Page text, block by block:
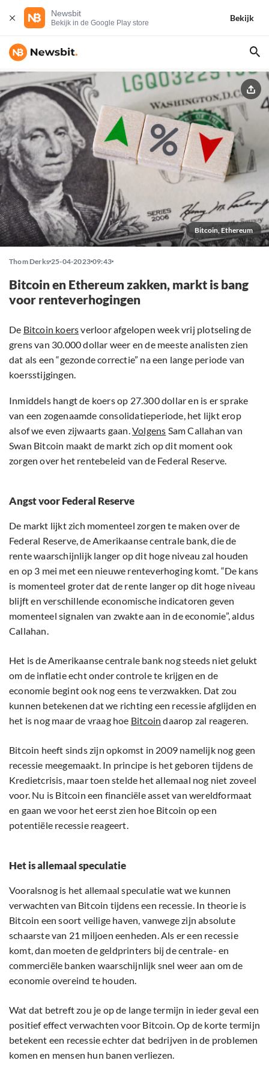
Newsbit
Bekijk in de Google Play store
Bekijk
Bitcoin, Ethereum
Thom Derks 25-04-2023 09:43
Bitcoin en Ethereum zakken, markt is bang
voor renteverhogingen
De Bitcoin koersverloor afgelopen week vrij plotseling de
grens van 30.000 dollar weer en de meeste analisten zien
dat als een “gezonde correctie” na een lange periode van
koersstijgingen.
Inmiddels hangt de koers op 27.300 dollar en is er sprake
van een zogenaamde consolidatieperiode, het lijkt erop
alsof we even zijwaarts gaan.Volgens Sam Callahan van
Swan Bitcoin maakt de markt zich op dit moment ook
zorgen over het rentebeleid van de Federal Reserve.
Angst voor Federal Reserve
De markt lijkt zich momenteel zorgen te maken over de
Federal Reserve, de Amerikaanse centrale bank, die de
rente waarschijnlijk langer op dit hoge niveau zal houden
en op 3 mei met een nieuwe renteverhoging komt. “De kans
is momenteel groter dat de rente langer op dit hoge niveau
blijft en verschillende economische indicatoren geven
momenteel signalen van zwakte aan in de economie”, aldus
Callahan.
Het is de Amerikaanse centrale bank nog steeds niet gelukt
om de inflatie echt onder controle te krijgen en de
economie begint ook nog eens te verzwakken. Dat zou
kunnen betekenen dat we richting een recessie afglijden en
het is nog maar de vraag hoe Bitcoin daarop zal reageren.
Bitcoin heeft sinds zijn opkomst in 2009 namelijk nog geen
recessie meegemaakt. In principe is het geboren tijdens de
Kredietcrisis, maar toen stelde het allemaal nog niet zoveel
voor. Nu is Bitcoin een financiële asset van wereldformaat
en gaan we voor het eerst zien hoe Bitcoin op een
potentiële recessie reageert.
Het is allemaal speculatie
Vooralsnog is het allemaal speculatie wat we kunnen
verwachten van Bitcoin tijdens een recessie. In theorie is
Bitcoin een soort veilige haven, vanwege zijn absolute
schaarste van 21 miljoen eenheden. Als er een recessie
komt, dan moeten de geldprinters bij de centrale- en
commerciële banken waarschijnlijk snel weer aan om de
economie overeind te houden.
Wat dat betreft zou je op de lange termijn in ieder geval een
positief effect verwachten voor Bitcoin. Op de korte termijn
betekent een recessie echter dat bedrijven in de problemen
komen en mensen hun banen verliezen.